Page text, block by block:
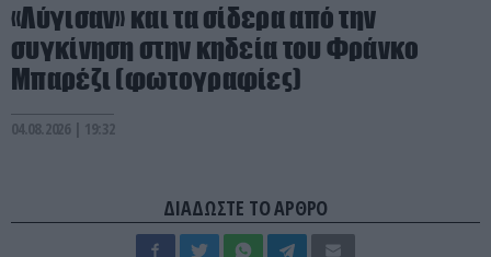
«Λύγισαν» και τα σίδερα από την
συγκίνηση στην κηδεία του Φράνκο
Μπαρέζι (φωτογραφίες)
04.08.2026 | 19:32
ΔΙΑΔΩΣΤΕ ΤΟ ΑΡΘΡΟ